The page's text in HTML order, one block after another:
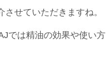
せていただきますね。
では精油の効果や使い方